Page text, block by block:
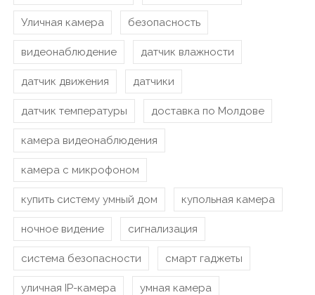
Уличная камера безопасность
видеонаблюдение датчик влажности
датчик движения датчики
датчик температуры доставка по Молдове
камера видеонаблюдения
камера с микрофоном
купить систему умный дом купольная камера
ночное видение сигнализация
система безопасности смарт гаджеты
уличная IP-камера умная камера